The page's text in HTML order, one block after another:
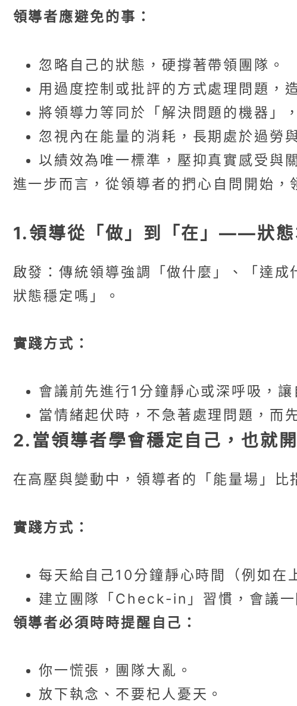
領導者應避免的事：
忽略自己的狀態，硬撐著帶領團隊。
用過度控制或批評的方式處理問題，
將領導力等同於「解決問題的機器」
忽視內在能量的消耗，長期處於過勞
以績效為唯一標準，壓抑真實感受與
進一步而言，從領導者的捫心自問開始，
1.領導從「做」到「在」——狀態
啟發：傳統領導強調「做什麼」、「達
狀態穩定嗎」。
實踐方式：
會議前先進行1分鐘靜心或深呼吸，
當情緒起伏時，不急著處理問題，而
2.當領導者學會穩定自己，也就
在高壓與變動中，領導者的「能量場」
實踐方式：
每天給自己10分鐘靜心時間（例如在
建立團隊「Check-in」習慣，會議一
領導者必須時時提醒自己：
你一慌張，團隊大亂。
放下執念、不要杞人憂天。